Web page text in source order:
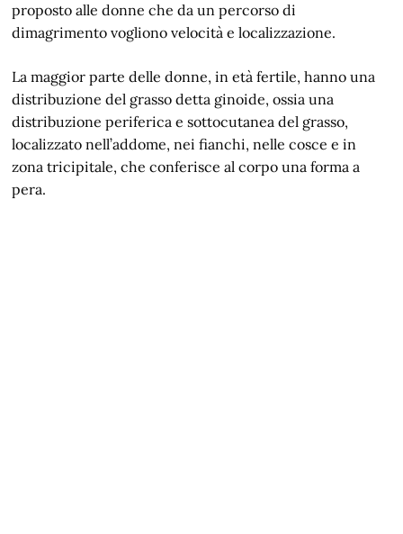
proposto alle donne che da un percorso di
dimagrimento vogliono velocità e localizzazione.
La maggior parte delle donne, in età fertile, hanno una
distribuzione del grasso detta ginoide, ossia una
distribuzione periferica e sottocutanea del grasso,
localizzato nell’addome, nei fianchi, nelle cosce e in
zona tricipitale, che conferisce al corpo una forma a
pera.